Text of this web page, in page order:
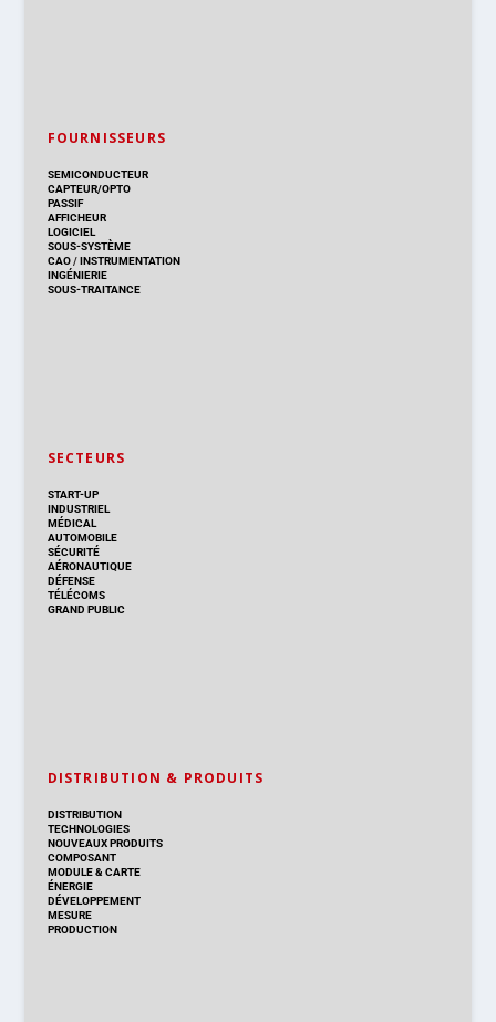
FOURNISSEURS
SEMICONDUCTEUR
CAPTEUR/OPTO
PASSIF
AFFICHEUR
LOGICIEL
SOUS-SYSTÈME
CAO/INSTRUMENTATION
INGÉNIERIE
SOUS-TRAITANCE
SECTEURS
START-UP
INDUSTRIEL
MÉDICAL
AUTOMOBILE
SÉCURITÉ
AÉRONAUTIQUE
DÉFENSE
TÉLÉCOMS
GRAND PUBLIC
DISTRIBUTION & PRODUITS
DISTRIBUTION
TECHNOLOGIES
NOUVEAUX PRODUITS
COMPOSANT
MODULE & CARTE
ÉNERGIE
DÉVELOPPEMENT
MESURE
PRODUCTION